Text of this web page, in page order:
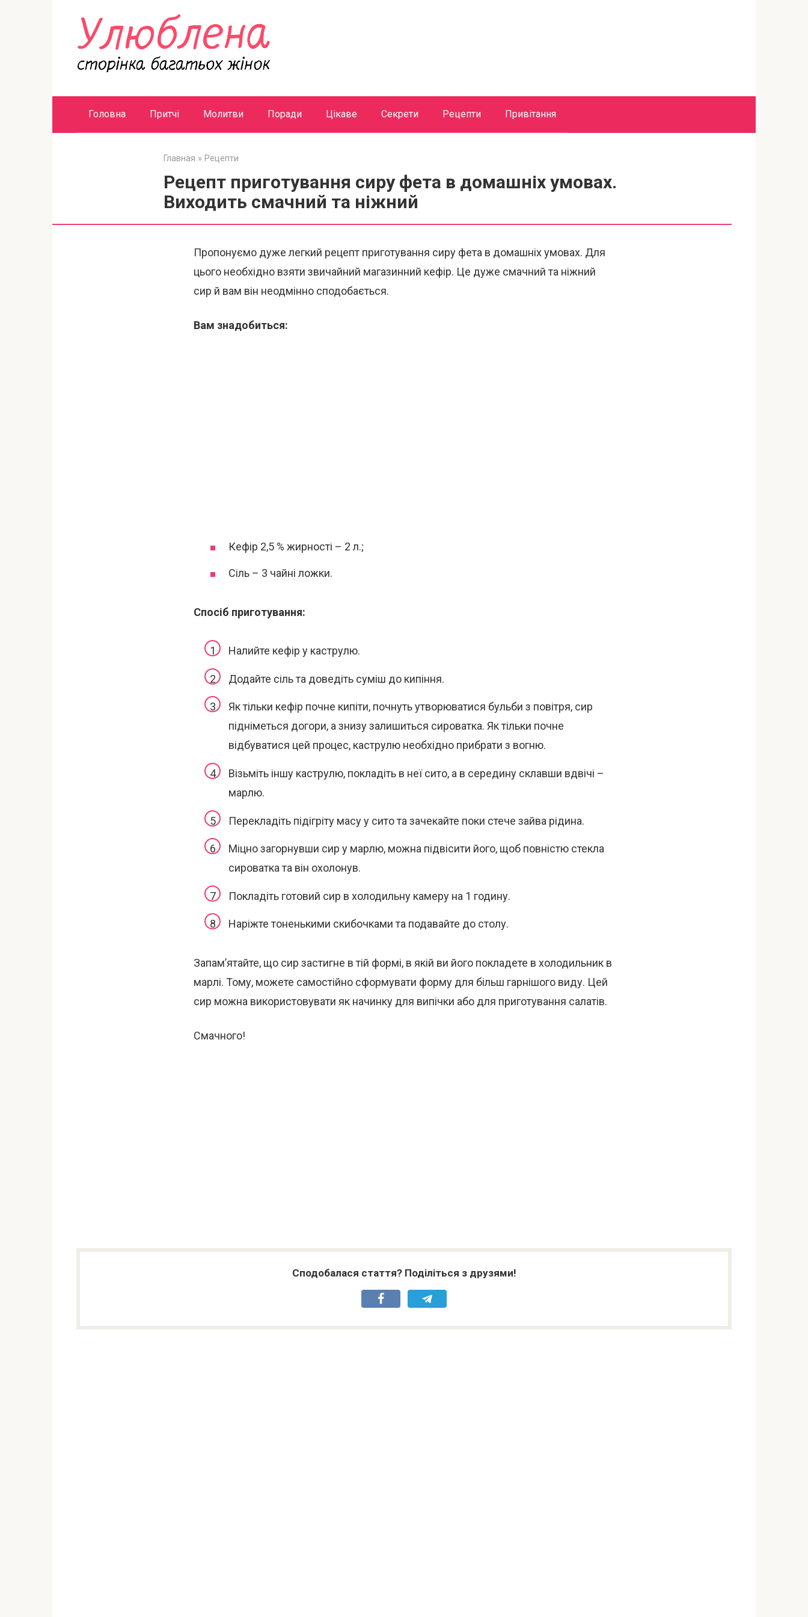
Головна Притчі Молитви Поради Цікаве Секрети Рецепти Привітання
Главная » Рецепти
Рецепт приготування сиру фета в домашніх умовах.
Виходить смачний та ніжний
Пропонуємо дуже легкий рецепт приготування сиру фета в домашніх умовах. Для
цього необхідно взяти звичайний магазинний кефір. Це дуже смачний та ніжний
сир й вам він неодмінно сподобається.
Вам знадобиться:
Кефір 2,5 % жирності – 2 л.;
Сіль – 3 чайні ложки.
Спосіб приготування:
Налийте кефір у каструлю.
Додайте сіль та доведіть суміш до кипіння.
Як тільки кефір почне кипіти, почнуть утворюватися бульби з повітря, сир
підніметься догори, а знизу залишиться сироватка. Як тільки почне
відбуватися цей процес, каструлю необхідно прибрати з вогню.
Візьміть іншу каструлю, покладіть в неї сито, а в середину склавши вдвічі –
марлю.
Перекладіть підігріту масу у сито та зачекайте поки стече зайва рідина.
Міцно загорнувши сир у марлю, можна підвісити його, щоб повністю стекла
сироватка та він охолонув.
Покладіть готовий сир в холодильну камеру на 1 годину.
Наріжте тоненькими скибочками та подавайте до столу.
Запам’ятайте, що сир застигне в тій формі, в якій ви його покладете в холодильник в
марлі. Тому, можете самостійно сформувати форму для більш гарнішого виду. Цей
сир можна використовувати як начинку для випічки або для приготування салатів.
Смачного!
Сподобалася стаття? Поділіться з друзями!